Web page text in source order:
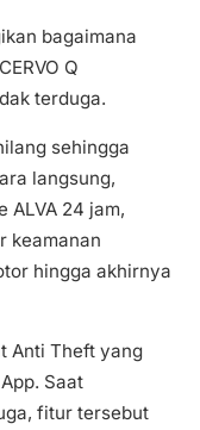
bagaimana
Q
terduga.
sehingga
langsung,
ALVA 24 jam,
keamanan
hingga akhirnya
Anti Theft yang
Saat
fitur tersebut